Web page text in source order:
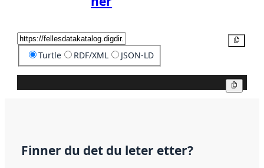
Turtle RDF/XML JSON-LD
Finner du det du leter etter?